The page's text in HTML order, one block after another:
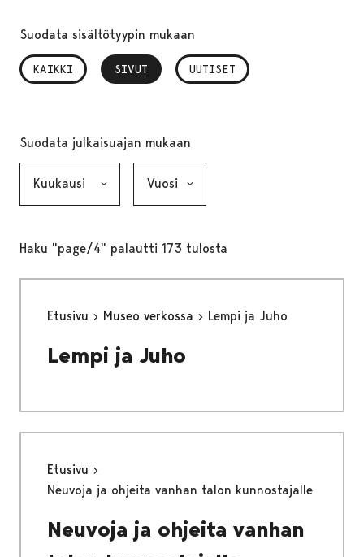
Suodata sisältötyypin mukaan
KAIKKI SIVUT
, VALITTU UUTISET
Suodata julkaisuajan mukaan
Haku "page/4" palautti 173 tulosta
Etusivu Museo verkossa Lempi ja Juho
Lempi ja Juho
Etusivu
Neuvoja ja ohjeita vanhan talon kunnostajalle
Neuvoja ja ohjeita vanhan